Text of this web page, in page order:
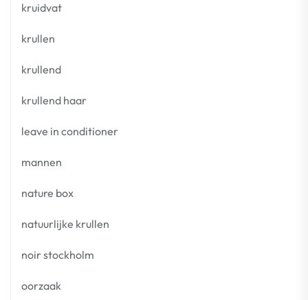
kruidvat
krullen
krullend
krullend haar
leave in conditioner
mannen
nature box
natuurlijke krullen
noir stockholm
oorzaak